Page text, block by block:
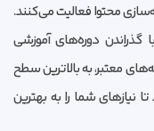
محتوا فعالیت می‌کنند.
دوره‌های آموزشی
معتبر، به بالاترین سطح
نیازهای شما را به بهترین